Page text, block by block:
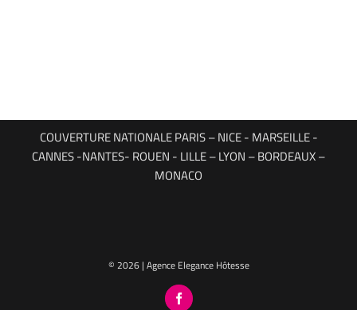
COUVERTURE NATIONALE PARIS – NICE - MARSEILLE -
CANNES -NANTES- ROUEN - LILLE – LYON – BORDEAUX –
MONACO
© 2026 | Agence Elegance Hôtesse
Facebook